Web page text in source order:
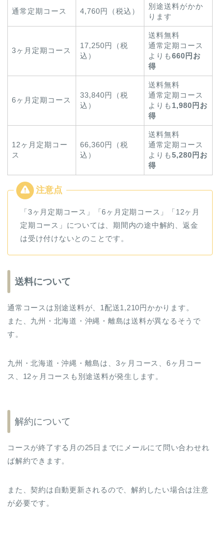
通常定期コース 4,760円（税込）
別途送料がかか
ります
3ヶ月定期コース
17,250円（税
込）
送料無料
通常定期コース
よりも660円お
得
6ヶ月定期コース
33,840円（税
込）
送料無料
通常定期コース
よりも 1,980円お
得
12ヶ月定期コー
ス
66,360円（税
込）
送料無料
通常定期コース
よりも5,280円お
得
「3ヶ月定期コース」「6ヶ月定期コース」「12ヶ月
定期コース」については、期間内の途中解約、返金
は受け付けないとのことです。
送料について
通常コースは別途送料が、1配送1,210円かかります。
また、九州・北海道・沖縄・離島は送料が異なるそうで
す。
九州・北海道・沖縄・離島は、3ヶ月コース、6ヶ月コー
ス、12ヶ月コースも別途送料が発生します。
解約について
コースが終了する月の25日までにメールにて問い合わせれ
ば解約できます。
また、契約は自動更新されるので、解約したい場合は注意
が必要です。